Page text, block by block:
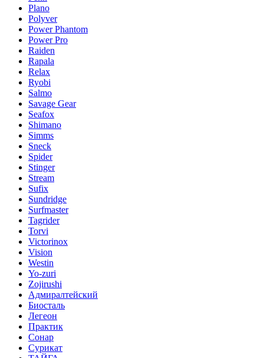
Plano
Polyver
Power Phantom
Power Pro
Raiden
Rapala
Relax
Ryobi
Salmo
Savage Gear
Seafox
Shimano
Simms
Sneck
Spider
Stinger
Stream
Sufix
Sundridge
Surfmaster
Tagrider
Torvi
Victorinox
Vision
Westin
Yo-zuri
Zojirushi
Адмиралтейский
Биосталь
Легеон
Практик
Сонар
Сурикат